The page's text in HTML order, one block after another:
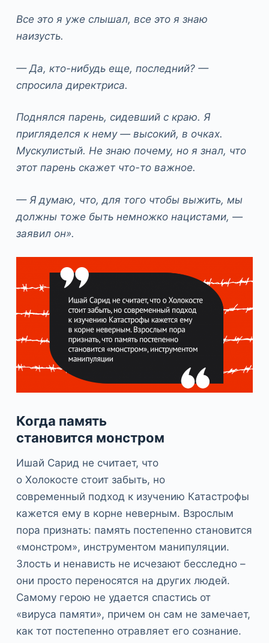
Все это я уже слышал, все это я знаю
наизусть.
— Да, кто-нибудь еще, последний? —
спросила директриса.
Поднялся парень, сидевший с краю. Я
пригляделся к нему — высокий, в очках.
Мускулистый. Не знаю почему, но я знал, что
этот парень скажет что-то важное.
— Я думаю, что, для того чтобы выжить, мы
должны тоже быть немножко нацистами, —
заявил он».
Когда память
становится монстром
Ишай Сарид не считает, что
о Холокосте стоит забыть, но
современный подход к изучению Катастрофы
кажется ему в корне неверным. Взрослым
пора признать: память постепенно становится
«монстром», инструментом манипуляции.
Злость и ненависть не исчезают бесследно –
они просто переносятся на других людей.
Самому герою не удается спастись от
«вируса памяти», причем он сам не замечает,
как тот постепенно отравляет его сознание.